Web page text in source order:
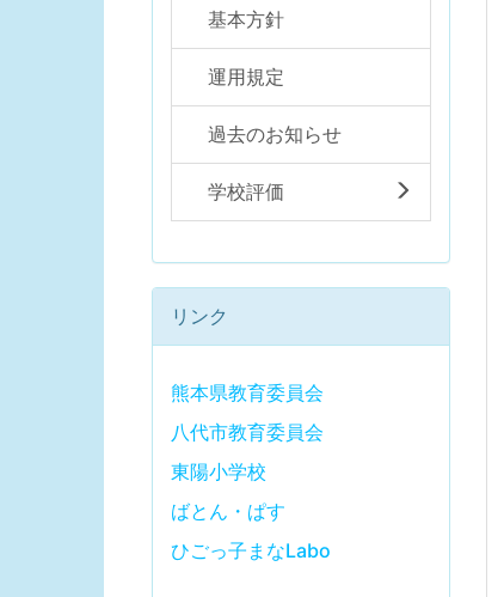
基本方針
運用規定
過去のお知らせ
学校評価
リンク
熊本県教育委員会
八代市教育委員会
東陽小学校
ばとん・ぱす
ひごっ子まなLabo